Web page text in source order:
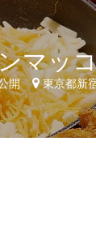
マッ
開 東京都新